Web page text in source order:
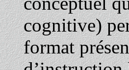
cognitive)
format